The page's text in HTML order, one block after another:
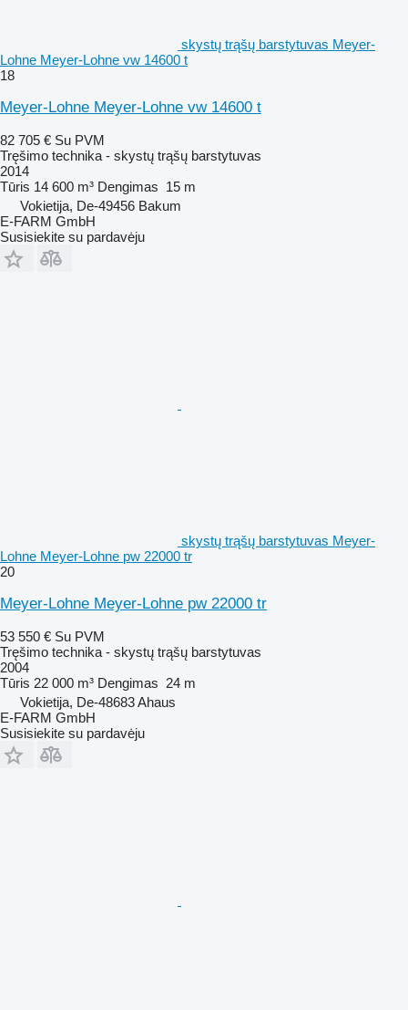
skystų trąšų barstytuvas Meyer-
Lohne Meyer-Lohne vw 14600 t
18
Meyer-Lohne Meyer-Lohne vw 14600 t
82 705 € Su PVM
Tręšimo technika - skystų trąšų barstytuvas
2014
Tūris 14 600 m³ Dengimas 15 m
Vokietija, De-49456 Bakum
E-FARM GmbH
Susisiekite su pardavėju
skystų trąšų barstytuvas Meyer-
Lohne Meyer-Lohne pw 22000 tr
20
Meyer-Lohne Meyer-Lohne pw 22000 tr
53 550 € Su PVM
Tręšimo technika - skystų trąšų barstytuvas
2004
Tūris 22 000 m³ Dengimas 24 m
Vokietija, De-48683 Ahaus
E-FARM GmbH
Susisiekite su pardavėju